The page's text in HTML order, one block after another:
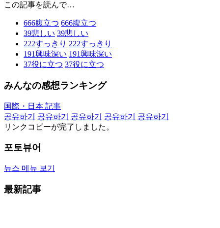
この記事を読んで…
666腹立つ 666腹立つ
39悲しい 39悲しい
222すっきり 222すっきり
191興味深い 191興味深い
37役に立つ 37役に立つ
みんなの感想ランキング
国際・日本 記事
공유하기
공유하기 공유하기 공유하기
공유하기
リンクコピーが完了しました。
포토뷰어
뉴스 메뉴 보기
最新記事